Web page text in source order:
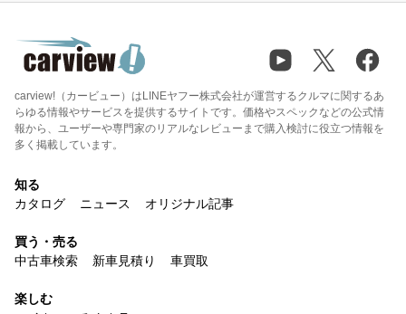
carview!（カービュー）はLINEヤフー株式会社が運営するクルマに関するあ
らゆる情報やサービスを提供するサイトです。価格やスペックなどの公式情
報から、ユーザーや専門家のリアルなレビューまで購入検討に役立つ情報を
多く掲載しています。
知る
カタログ
ニュース オリジナル記事
買う・売る
中古車検索
新車見積り 車買取
楽しむ